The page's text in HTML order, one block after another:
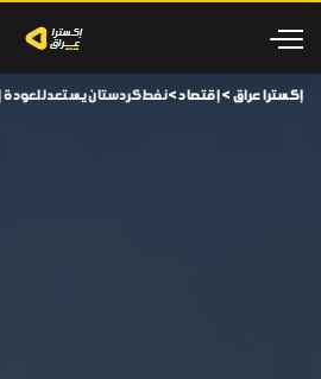
إكسترا عراق >إقتصاد>نفط كردستان يستعد للعودة إلى